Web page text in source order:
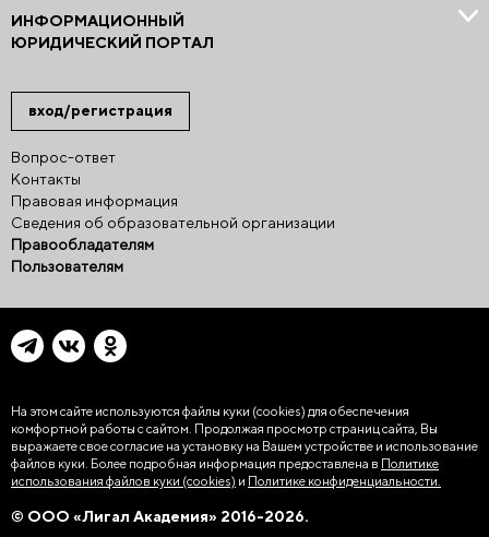
вход/регистрация
Вопрос-ответ
Контакты
Правовая информация
Сведения об образовательной организации
Правообладателям
Пользователям
ИНФОРМАЦИОННЫЙ
ЮРИДИЧЕСКИЙ ПОРТАЛ
На этом сайте используются файлы куки (cookies) для обеспечения
комфортной работы с сайтом. Продолжая просмотр страниц сайта, Вы
выражаете свое согласие на установку на Вашем устройстве и использование
файлов куки. Более подробная информация предоставлена в Политике
использования файлов куки (cookies) и Политике конфиденциальности.
© ООО «Лигал Академия» 2016-2026.